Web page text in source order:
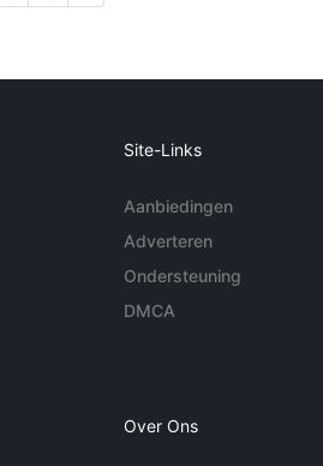
Site-Links
Aanbiedingen
Adverteren
Ondersteuning
DMCA
Over Ons